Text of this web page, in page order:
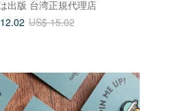
出版 台湾正規代理店
US$ 15.02